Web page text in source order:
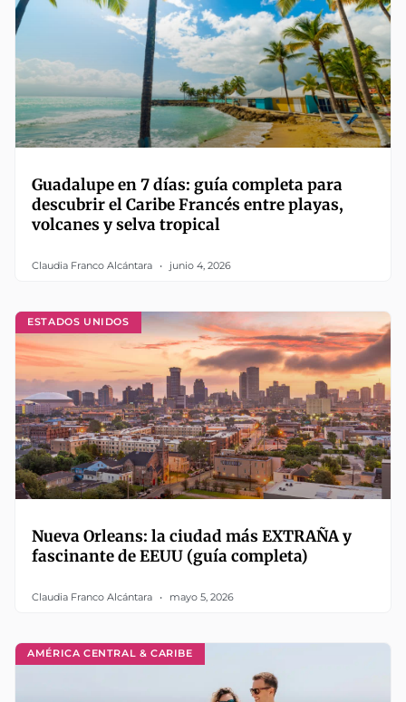
Guadalupe en 7 días: guía completa para
descubrir el Caribe Francés entre playas,
volcanes y selva tropical
Claudia Franco Alcántara junio 4, 2026
ESTADOS UNIDOS
Nueva Orleans: la ciudad más EXTRAÑA y
fascinante de EEUU (guía completa)
Claudia Franco Alcántara mayo 5, 2026
AMÉRICA CENTRAL & CARIBE